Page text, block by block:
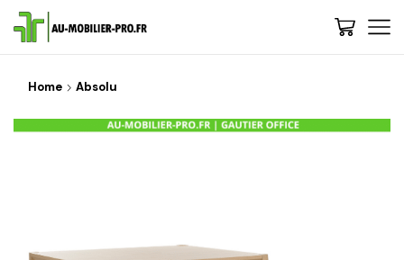
Home Absolu